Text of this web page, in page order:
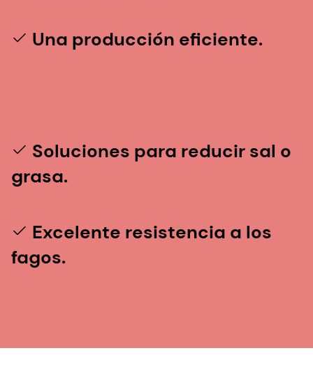
Una producción eficiente.
Soluciones para reducir sal o
grasa.
Excelente resistencia a los
fagos.